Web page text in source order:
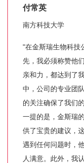
付常英
南方科技大学
"在金斯瑞生物科技
先，我必须称赞他
亲和力，都达到了
中，公司的专业团
的关注确保了我们
一提的是，金斯瑞
供了宝贵的建议，
遇到任何问题时，
人满意。此外，我